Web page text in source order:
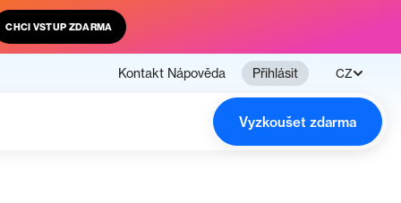
CHCI VSTUP ZDARMA
Kontakt Nápověda Přihlásit CZ
Vyzkoušet zdarma